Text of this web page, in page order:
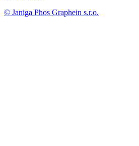
© Janiga Phos Graphein s.r.o.